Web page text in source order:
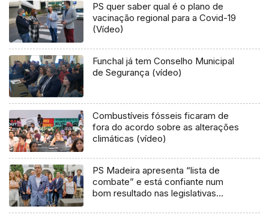
PS quer saber qual é o plano de
vacinação regional para a Covid-19
(Vídeo)
Funchal já tem Conselho Municipal
de Segurança (vídeo)
Combustíveis fósseis ficaram de
fora do acordo sobre as alterações
climáticas (vídeo)
PS Madeira apresenta “lista de
combate” e está confiante num
bom resultado nas legislativas